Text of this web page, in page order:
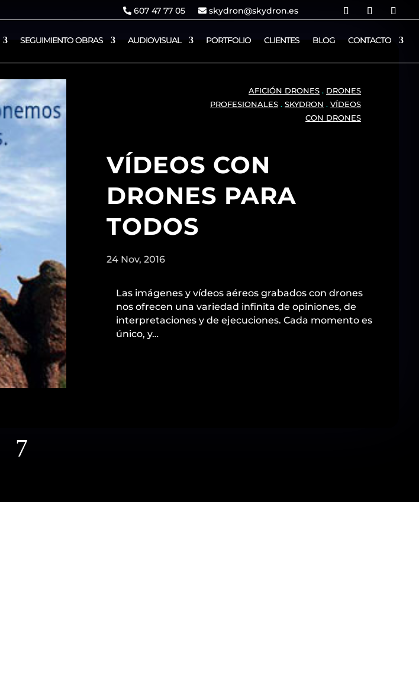
607 47 77 05 skydron@skydron.es
SEGUIMIENTO OBRAS AUDIOVISUAL PORTFOLIO CLIENTES BLOG CONTACTO
AFICIÓN DRONES . DRONES
PROFESIONALES .SKYDRON .VÍDEOS
CON DRONES
VÍDEOS CON
DRONES PARA
TODOS
24 Nov, 2016
Las imágenes y vídeos aéreos grabados con drones
nos ofrecen una variedad infinita de opiniones, de
interpretaciones y de ejecuciones. Cada momento es
único, y…
7